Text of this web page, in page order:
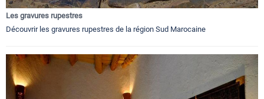
Les gravures rupestres
Découvrir les gravures rupestres de la région Sud Marocaine